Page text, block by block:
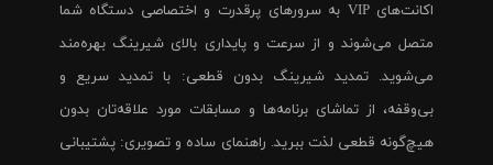
اکانت‌های VIP به سرورهای پرقدرت و اختصاصی دستگاه شما
متصل می‌شوند و از سرعت و پایداری بالای شیرینگ بهره‌مند
می‌شوید. تمدید شیرینگ بدون قطعی: با تمدید سریع و
بی‌وقفه، از تماشای برنامه‌ها و مسابقات مورد علاقه‌تان بدون
هیچ‌گونه قطعی لذت ببرید. راهنمای ساده و تصویری: پشتیبانی